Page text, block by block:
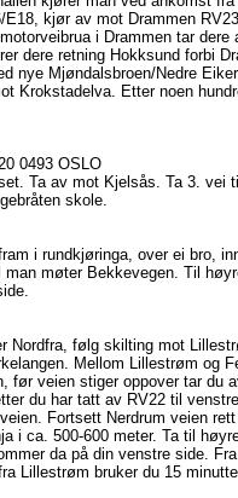
kjør av mot Drammen
i Drammen tar
dere retning Hokksund forbi
nye Mjøndalsbroen/Nedre
Krokstadelva. Etter noen
0493 OSLO
Ta av mot Kjelsås. Ta 3. vei
skole.
i rundkjøringa, over ei bro,
møter Bekkevegen. Til
Nordfra, følg skilting mot
Mellom Lillestrøm og
før veien stiger oppover tar du
du har tatt av RV22 til
Fortsett Nerdrum veien
i ca. 500-600 meter. Ta til
da på din venstre side.
Lillestrøm bruker du 15